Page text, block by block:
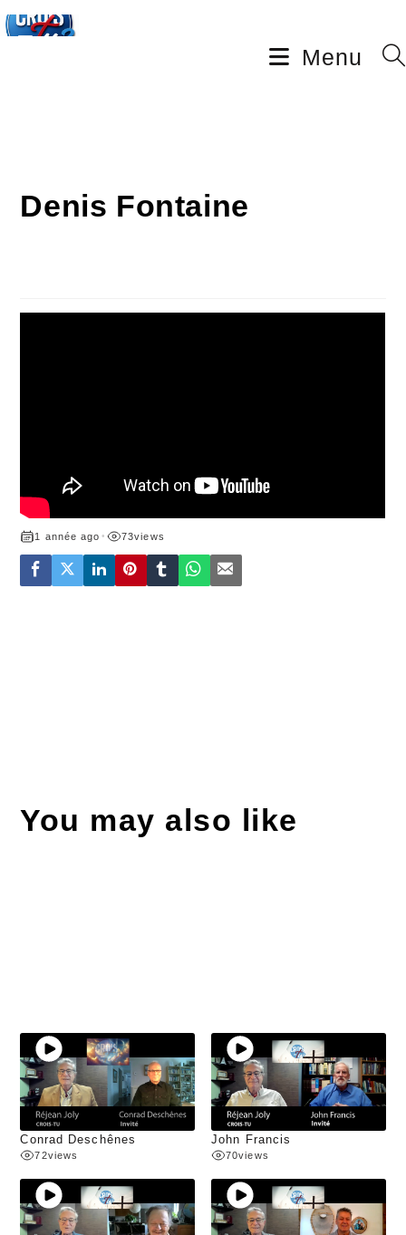
Menu
Denis Fontaine
1 année ago • 73views
You may also like
Conrad Deschênes
72views
John Francis
70views